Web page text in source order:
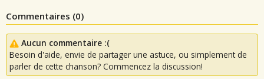
Commentaires (0)
Aucun commentaire :(
Besoin d'aide, envie de partager une astuce, ou simplement de
parler de cette chanson? Commencez la discussion!